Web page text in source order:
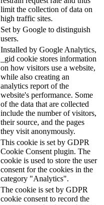
limit the collection of data on
high traffic sites.
Set by Google to distinguish
users.
Installed by Google Analytics,
_gid cookie stores information
on how visitors use a website,
while also creating an
analytics report of the
website's performance. Some
of the data that are collected
include the number of visitors,
their source, and the pages
they visit anonymously.
This cookie is set by GDPR
Cookie Consent plugin. The
cookie is used to store the user
consent for the cookies in the
category "Analytics".
The cookie is set by GDPR
cookie consent to record the